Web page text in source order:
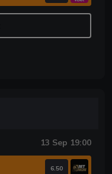
13 Sep 19:00
6.50